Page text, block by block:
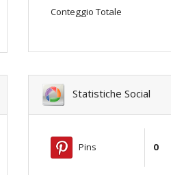
Conteggio Totale
Statistiche Social
Pins 0